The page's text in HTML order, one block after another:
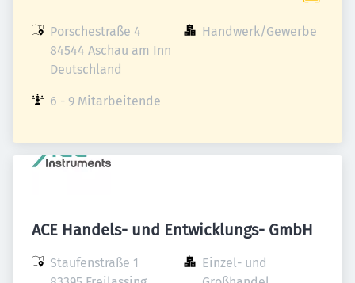
Porschestraße 4
84544 Aschau am Inn
Deutschland
Handwerk/Gewerbe
6 - 9 Mitarbeitende
ACE Handels- und Entwicklungs- GmbH
Staufenstraße 1
Einzel- und